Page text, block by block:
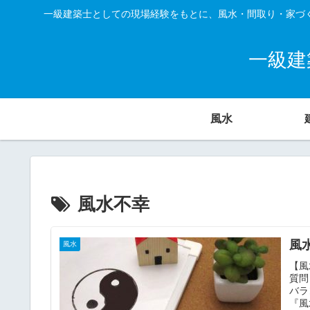
一級建築士としての現場経験をもとに、風水・間取り・家
一級
風水
風水不幸
風水 風
【
質
バ
『